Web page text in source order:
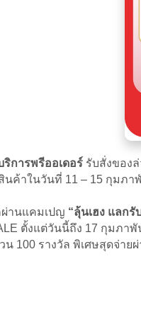
ริการพรีออเดอร์ รับสั่งของ
ค้าในวันที่ 11 – 15 กุมภา
ผ่านแคมเปญ “ลุ้นเฮง แลกรั
ตั้งแต่วันนี้ถึง 17 กุมภาพั
100 รางวัล พิเศษสุดจ่าย